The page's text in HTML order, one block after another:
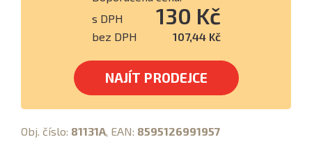
s DPH
130 Kč
bez DPH 107,44 Kč
NAJÍT PRODEJCE
Obj. číslo: 81131A, EAN: 8595126991957